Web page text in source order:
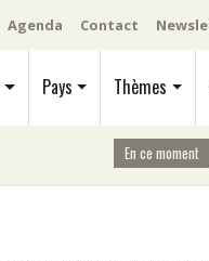
Agenda Contact
Pays Thèmes
En ce moment